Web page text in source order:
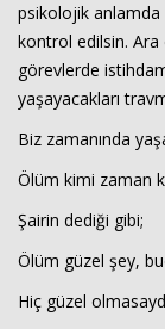
psikolojik anlamda
kontrol edilsin. Ara
görevlerde
yaşayacakları
Biz zamanında
Ölüm kimi zaman
Şairin dediği gibi;
Ölüm güzel şey,
Hiç güzel